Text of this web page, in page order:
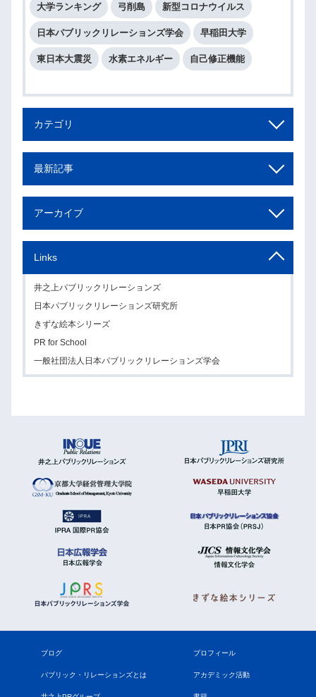
大学ランキング 弓削島 新型コロナウイルス
日本パブリックリレーションズ学会 早稲田大学
東日本大震災 水素エネルギー 自己修正機能
カテゴリ
最新記事
アーカイブ
Links
井之上パブリックリレーションズ
日本パブリックリレーションズ研究所
きずな絵本シリーズ
PR for School
一般社団法人日本パブリックリレーションズ学会
ブログ プロフィール
パブリック・リレーションズとは アカデミック活動